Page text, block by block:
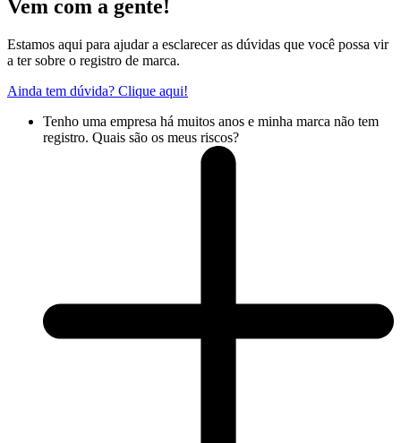
Vem com a gente!
Estamos aqui para ajudar a esclarecer as dúvidas que você possa vir
a ter sobre o registro de marca.
Ainda tem dúvida? Clique aqui!
Tenho uma empresa há muitos anos e minha marca não tem
registro. Quais são os meus riscos?